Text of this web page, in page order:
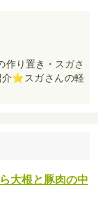
作り置き・スガさ
⭐スガさんの軽
大根と豚肉の中